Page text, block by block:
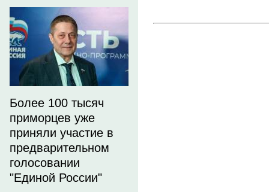
Более 100 тысяч
приморцев уже
приняли участие в
предварительном
голосовании
"Единой России"